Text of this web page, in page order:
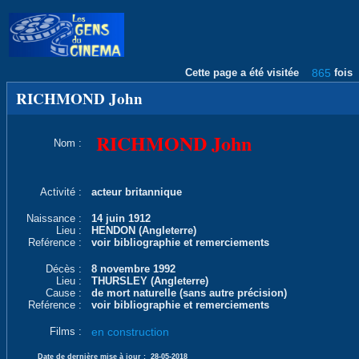
Cette page a été visitée 865 fois
RICHMOND John
Nom : RICHMOND John
Activité : acteur britannique
Naissance :
14 juin 1912
Lieu :
HENDON (Angleterre)
Reférence :
voir bibliographie et remerciements
Décès :
8 novembre 1992
Lieu :
THURSLEY (Angleterre)
Cause :
de mort naturelle (sans autre précision)
Reférence :
voir bibliographie et remerciements
Films : en construction
Date de dernière mise à jour : 28-05-2018